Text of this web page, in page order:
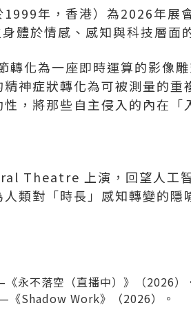
1999年，香港）為2026年展
體於情感、感知與科技層面
轉化為一座即時運算的影像
神症狀轉化為可被測量的重
，將那些自主侵入的內在「
Theatre 上演，回望人工
類對「時長」感知轉變的隱
《永不落空（直播中）》（2026）
《Shadow Work》（2026）。